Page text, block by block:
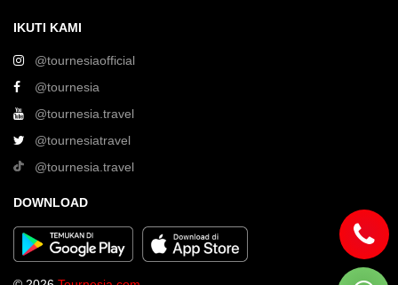
IKUTI KAMI
@tournesiaofficial
@tournesia
@tournesia.travel
@tournesiatravel
@tournesia.travel
DOWNLOAD